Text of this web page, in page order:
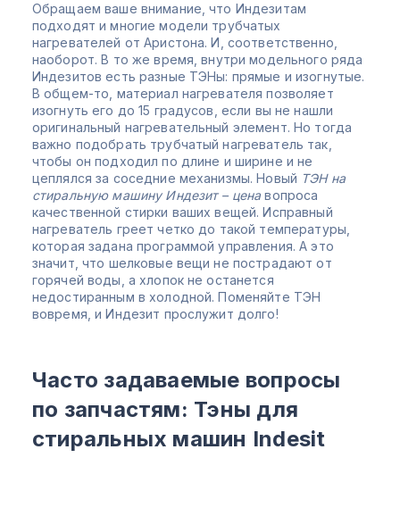
Обращаем ваше внимание, что Индезитам
подходят и многие модели трубчатых
нагревателей от Аристона. И, соответственно,
наоборот. В то же время, внутри модельного ряда
Индезитов есть разные ТЭНы: прямые и изогнутые.
В общем-то, материал нагревателя позволяет
изогнуть его до 15 градусов, если вы не нашли
оригинальный нагревательный элемент. Но тогда
важно подобрать трубчатый нагреватель так,
чтобы он подходил по длине и ширине и не
цеплялся за соседние механизмы. Новый ТЭН на
стиральную машину Индезит – цена вопроса
качественной стирки ваших вещей. Исправный
нагреватель греет четко до такой температуры,
которая задана программой управления. А это
значит, что шелковые вещи не пострадают от
горячей воды, а хлопок не останется
недостиранным в холодной. Поменяйте ТЭН
вовремя, и Индезит прослужит долго!
Часто задаваемые вопросы
по запчастям: Тэны для
стиральных машин Indesit